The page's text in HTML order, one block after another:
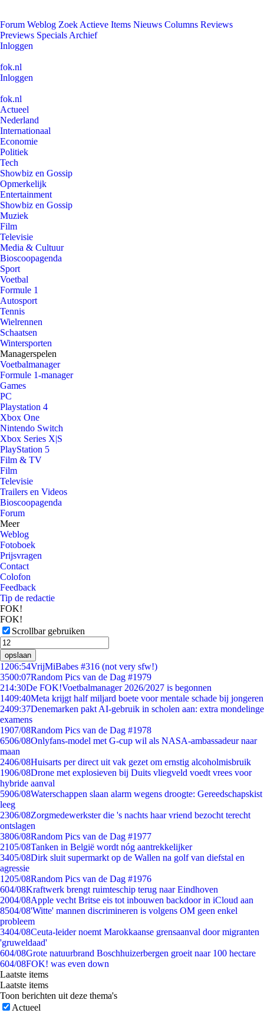
Forum Weblog Zoek Actieve Items Nieuws Columns Reviews
Previews Specials Archief
Inloggen
fok.nl
Inloggen
fok.nl
Actueel
Nederland
Internationaal
Economie
Politiek
Tech
Showbiz en Gossip
Opmerkelijk
Entertainment
Showbiz en Gossip
Muziek
Film
Televisie
Media & Cultuur
Bioscoopagenda
Sport
Voetbal
Formule 1
Autosport
Tennis
Wielrennen
Schaatsen
Wintersporten
Managerspelen
Voetbalmanager
Formule 1-manager
Games
PC
Playstation 4
Xbox One
Nintendo Switch
Xbox Series X|S
PlayStation 5
Film & TV
Film
Televisie
Trailers en Videos
Bioscoopagenda
Forum
Meer
Weblog
Fotoboek
Prijsvragen
Contact
Colofon
Feedback
Tip de redactie
FOK!
FOK!
Scrollbar gebruiken
opslaan
1206:54VrijMiBabes #316 (not very sfw!)
3500:07Random Pics van de Dag #1979
214:30De FOK!Voetbalmanager 2026/2027 is begonnen
1409:40Meta krijgt half miljard boete voor mentale schade bij jongeren
2409:37Denemarken pakt AI-gebruik in scholen aan: extra mondelinge
examens
1907/08Random Pics van de Dag #1978
6506/08Onlyfans-model met G-cup wil als NASA-ambassadeur naar
maan
2406/08Huisarts per direct uit vak gezet om ernstig alcoholmisbruik
1906/08Drone met explosieven bij Duits vliegveld voedt vrees voor
hybride aanval
5906/08Waterschappen slaan alarm wegens droogte: Gereedschapskist
leeg
2306/08Zorgmedewerkster die 's nachts haar vriend bezocht terecht
ontslagen
3806/08Random Pics van de Dag #1977
2105/08Tanken in België wordt nóg aantrekkelijker
3405/08Dirk sluit supermarkt op de Wallen na golf van diefstal en
agressie
1205/08Random Pics van de Dag #1976
604/08Kraftwerk brengt ruimteschip terug naar Eindhoven
2004/08Apple vecht Britse eis tot inbouwen backdoor in iCloud aan
8504/08'Witte' mannen discrimineren is volgens OM geen enkel
probleem
3404/08Ceuta-leider noemt Marokkaanse grensaanval door migranten
'gruweldaad'
604/08Grote natuurbrand Boschhuizerbergen groeit naar 100 hectare
604/08FOK! was even down
Laatste items
Laatste items
Toon berichten uit deze thema's
Actueel